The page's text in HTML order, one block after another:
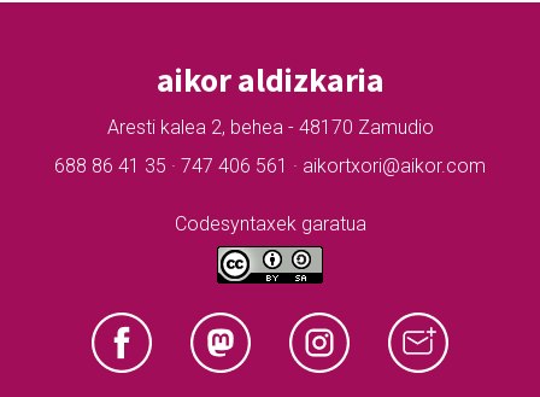
aikor aldizkaria
Aresti kalea 2, behea - 48170 Zamudio
688 86 41 35 · 747 406 561 · aikortxori@aikor.com
Codesyntaxek garatua